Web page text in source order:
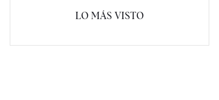
LO MÁS VISTO